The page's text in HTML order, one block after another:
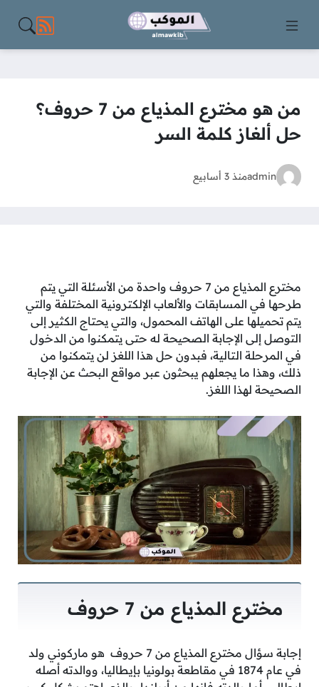
مواقع
من هو مخترع المذياع من 7 حروف؟
حل ألغاز كلمة السر
adminمنذ 3 أسابيع
مخترع المذياع من 7 حروف واحدة من الأسئلة التي يتم
طرحها في المسابقات والألعاب الإلكترونية المختلفة والتي
يتم تحميلها على الهاتف المحمول، والتي يحتاج الكثير إلى
التوصل إلى الإجابة الصحيحة له حتى يتمكنوا من الدخول
في المرحلة التالية، فبدون حل هذا اللغز لن يتمكنوا من
ذلك، وهذا ما يجعلهم يبحثون عبر مواقع البحث عن الإجابة
الصحيحة لهذا اللغز.
مخترع المذياع من 7 حروف
إجابة سؤال مخترع المذياع من 7 حروف هو ماركوني ولد
في عام 1874 في مقاطعة بولونيا بإيطاليا، ووالدته أصله